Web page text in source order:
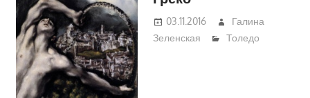
03.11.2016
Галина
Зеленская
Толедо